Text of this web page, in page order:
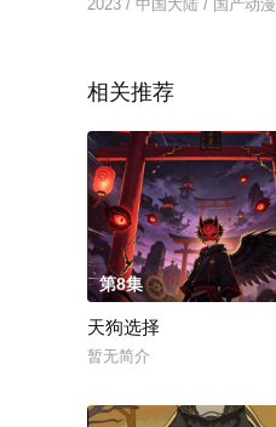
2023 / 中国大陆 / 国产动漫
相关推荐
第8集
天狗选择
暂无简介